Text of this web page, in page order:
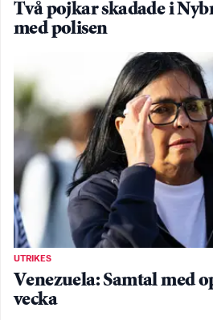
Två pojkar skadade i
med polisen
UTRIKES
Venezuela: Samtal med
vecka